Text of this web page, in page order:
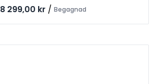
8 299,00 kr / Begagnad